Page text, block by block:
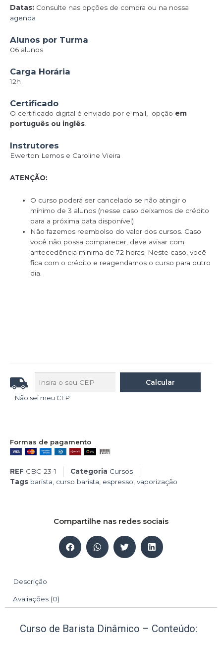
Datas: Consulte nas opções de compra ou na nossa
agenda
Alunos por Turma
06 alunos
Carga Horária
12h
Certificado
O certificado digital é enviado por e-mail, opção em
português ou inglês
Instrutores
Ewerton Lemos e Caroline Vieira
ATENÇÃO:
O curso poderá ser cancelado se não atingir o
mínimo de 3 alunos (nesse caso deixamos de crédito
para a próxima data disponível)
Não fazemos reembolso do valor dos cursos. Caso
você não possa comparecer, deve avisar com
antecedência mínima de 72 horas. Neste caso, você
fica com o crédito e reagendamos o curso para outro
dia.
Não sei meu CEP
Formas de pagamento
REF CBC-23-1 Categoria Cursos
Tags barista, curso barista, espresso, vaporização
Compartilhe nas redes sociais
Descrição
Avaliações (0)
Curso de Barista Dinâmico – Conteúdo: